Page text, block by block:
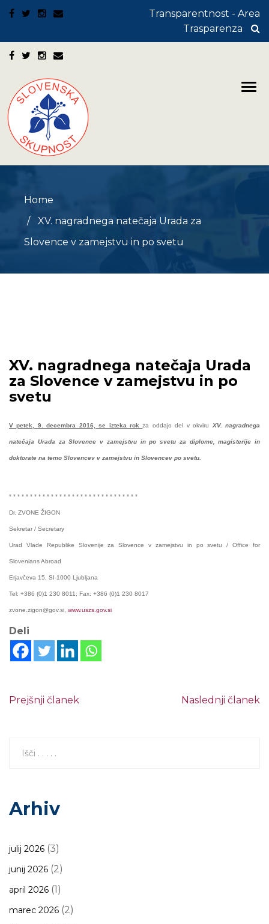
Transparentnost - Area
Trasparenza
Home
XV. nagradnega natečaja Urada za
Slovence v zamejstvu in po svetu
XV. nagradnega natečaja Urada
za Slovence v zamejstvu in po
svetu
V petek, 9. decembra 2016, se izteka rokza oddajo del v okviru XV. nagradnega
natečaja Urada za Slovence v zamejstvu in po svetu za diplome, magisterije in
doktorate na temo Slovencev v zamejstvu in Slovencev po svetu.
* * * * * * * * * * * * * * * * * * * * * * * * * * * * * * *
Dr. ZVONE ŽIGON
Sekretar / Secretary
Urad Vlade Republike Slovenije za Slovence v zamejstvu in po svetu / Office for
Slovenians Abroad
Erjavčeva 15, SI-1000 Ljubljana
Tel: +386 (0)1 230 8011; Fax: +386 (0)1 230 8017
zvone.zigon@gov.si, www.uszs.gov.si
Deli
Prejšnji članek Naslednji članek
Arhiv
julij 2026 (3)
junij 2026 (2)
april 2026 (1)
marec 2026 (2)